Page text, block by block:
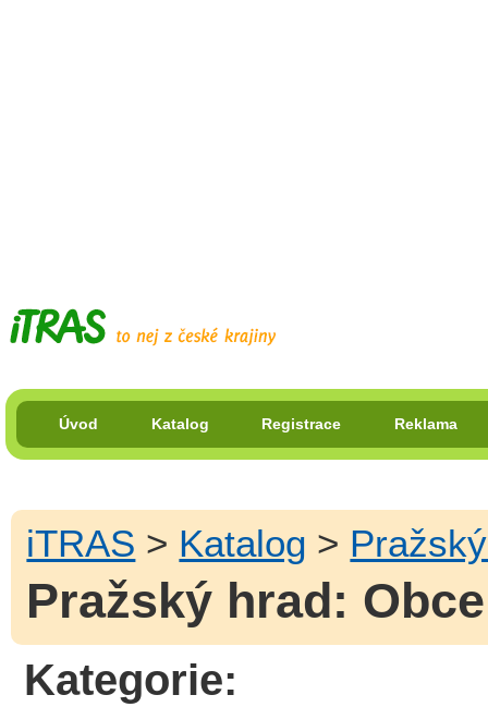
Úvod Katalog Registrace Reklama
iTRAS > Katalog >
Pražský hrad:
Kategorie: